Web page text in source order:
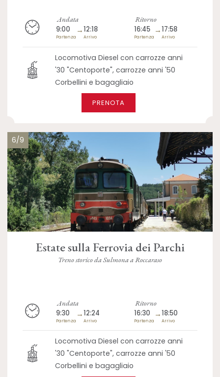
Andata
9:00
Partenza
→12:18
Arrivo
Ritorno
16:45
Partenza
→17:58
Arrivo
Locomotiva Diesel con carrozze anni
'30 "Centoporte", carrozze anni '50
Corbellini e bagagliaio
PRENOTA
6/9
Estate sulla Ferrovia dei Parchi
Treno storico da Sulmona a Roccaraso
Andata
9:30
Partenza
→12:24
Arrivo
Ritorno
16:30
Partenza
→18:50
Arrivo
Locomotiva Diesel con carrozze anni
'30 "Centoporte", carrozze anni '50
Corbellini e bagagliaio